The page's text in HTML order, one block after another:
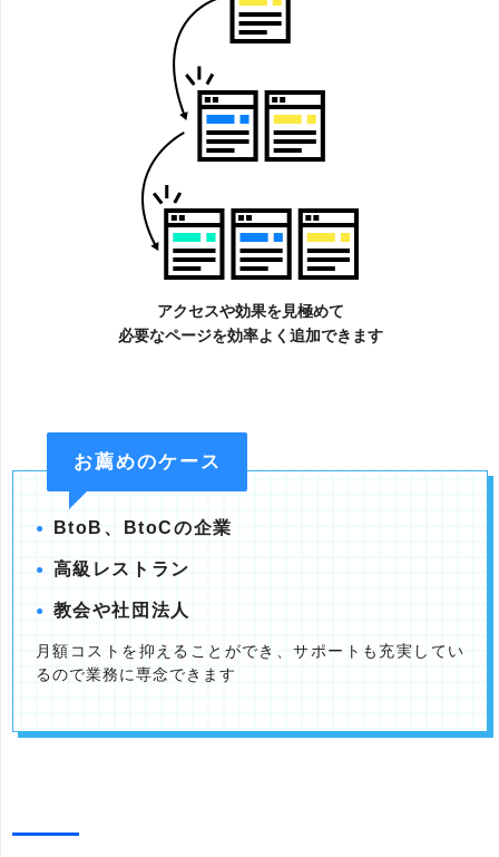
アクセスや効果を見極めて
必要なページを効率よく追加できます
お薦めのケース
BtoB、BtoCの企業
高級レストラン
教会や社団法人
月額コストを抑えることができ、サポートも充実してい
るので業務に専念できます